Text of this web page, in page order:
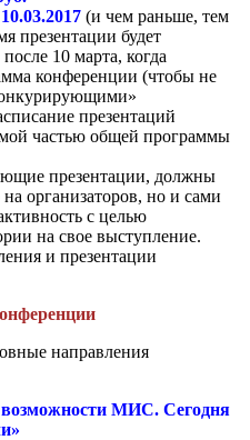
(и чем раньше, тем
презентации будет
10 марта, когда
конференции (чтобы не
презентаций
частью общей программы
презентации, должны
на организаторов, но и сами
с целью
на свое выступление.
и презентации
направления
возможности МИС. Сегодня